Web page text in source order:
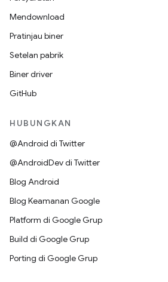
Mendownload
Pratinjau biner
Setelan pabrik
Biner driver
GitHub
HUBUNGKAN
@Android di Twitter
@AndroidDev di Twitter
Blog Android
Blog Keamanan Google
Platform di Google Grup
Build di Google Grup
Porting di Google Grup